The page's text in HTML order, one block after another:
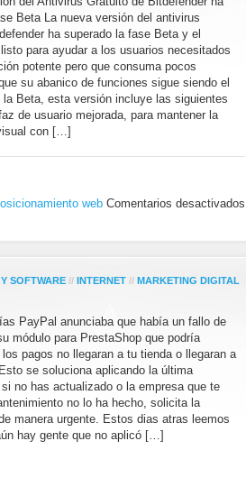
Beta La nueva versión del antivirus
ha superado la fase Beta y el
para ayudar a los usuarios necesitados
potente pero que consuma pocos
su abanico de funciones sigue siendo el
la Beta, esta versión incluye las siguientes
de usuario mejorada, para mantener la
con […]
web Comentarios desactivados
SOFTWARE // INTERNET // MARKETING DIGITAL
PayPal anunciaba que había un fallo de
módulo para PrestaShop que podría
pagos no llegaran a tu tienda o llegaran a
se soluciona aplicando la última
no has actualizado o la empresa que te
no lo ha hecho, solicita la
manera urgente. Estos dias atras leemos
hay gente que no aplicó […]